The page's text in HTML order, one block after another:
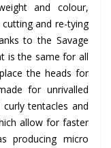
and colour,
and re-tying
to the Savage
is the same for all
the heads for
for unrivalled
tentacles and
allow for faster
producing micro